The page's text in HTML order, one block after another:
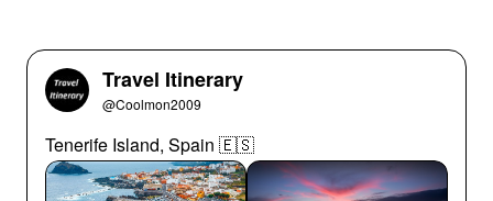
Travel Itinerary
@Coolmon2009
Tenerife Island, Spain 🇪🇸